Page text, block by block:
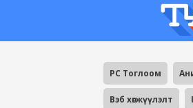
PC Тоглоом
Вэб хөгжүүлэлт